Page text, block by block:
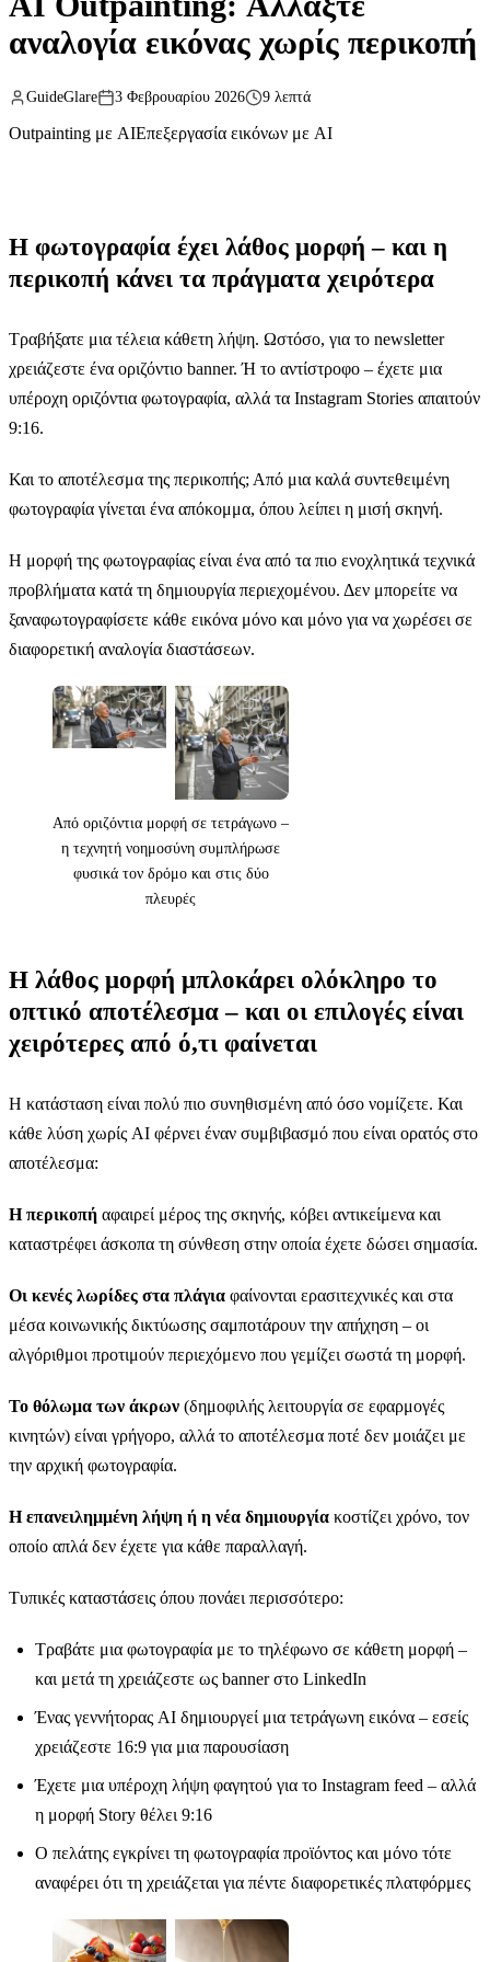
αναλογία εικόνας χωρίς περικοπή
GuideGlare 3 Φεβρουαρίου 2026 9 λεπτά
Outpainting με AIΕπεξεργασία εικόνων με AI
Η φωτογραφία έχει λάθος μορφή – και η
περικοπή κάνει τα πράγματα χειρότερα
Τραβήξατε μια τέλεια κάθετη λήψη. Ωστόσο, για το newsletter
χρειάζεστε ένα οριζόντιο banner. Ή το αντίστροφο – έχετε μια
υπέροχη οριζόντια φωτογραφία, αλλά τα Instagram Stories απαιτούν
9:16.
Και το αποτέλεσμα της περικοπής; Από μια καλά συντεθειμένη
φωτογραφία γίνεται ένα απόκομμα, όπου λείπει η μισή σκηνή.
Η μορφή της φωτογραφίας είναι ένα από τα πιο ενοχλητικά τεχνικά
προβλήματα κατά τη δημιουργία περιεχομένου. Δεν μπορείτε να
ξαναφωτογραφίσετε κάθε εικόνα μόνο και μόνο για να χωρέσει σε
διαφορετική αναλογία διαστάσεων.
Από οριζόντια μορφή σε τετράγωνο –
η τεχνητή νοημοσύνη συμπλήρωσε
φυσικά τον δρόμο και στις δύο
πλευρές
Η λάθος μορφή μπλοκάρει ολόκληρο το
οπτικό αποτέλεσμα – και οι επιλογές είναι
χειρότερες από ό,τι φαίνεται
Η κατάσταση είναι πολύ πιο συνηθισμένη από όσο νομίζετε. Και
κάθε λύση χωρίς AI φέρνει έναν συμβιβασμό που είναι ορατός στο
αποτέλεσμα:
Η περικοπή αφαιρεί μέρος της σκηνής, κόβει αντικείμενα και
καταστρέφει άσκοπα τη σύνθεση στην οποία έχετε δώσει σημασία.
Οι κενές λωρίδες στα πλάγια φαίνονται ερασιτεχνικές και στα
μέσα κοινωνικής δικτύωσης σαμποτάρουν την απήχηση – οι
αλγόριθμοι προτιμούν περιεχόμενο που γεμίζει σωστά τη μορφή.
Το θόλωμα των άκρων (δημοφιλής λειτουργία σε εφαρμογές
κινητών) είναι γρήγορο, αλλά το αποτέλεσμα ποτέ δεν μοιάζει με
την αρχική φωτογραφία.
Η επανειλημμένη λήψη ή η νέα δημιουργία κοστίζει χρόνο, τον
οποίο απλά δεν έχετε για κάθε παραλλαγή.
Τυπικές καταστάσεις όπου πονάει περισσότερο:
Τραβάτε μια φωτογραφία με το τηλέφωνο σε κάθετη μορφή –
και μετά τη χρειάζεστε ως banner στο LinkedIn
Ένας γεννήτορας AI δημιουργεί μια τετράγωνη εικόνα – εσείς
χρειάζεστε 16:9 για μια παρουσίαση
Έχετε μια υπέροχη λήψη φαγητού για το Instagram feed – αλλά
η μορφή Story θέλει 9:16
Ο πελάτης εγκρίνει τη φωτογραφία προϊόντος και μόνο τότε
αναφέρει ότι τη χρειάζεται για πέντε διαφορετικές πλατφόρμες